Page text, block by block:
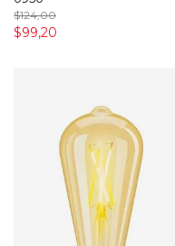
$124,00
$99,20